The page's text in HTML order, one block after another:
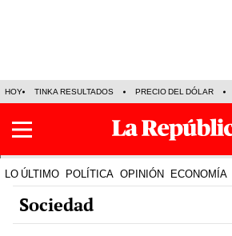
HOY TINKA RESULTADOS PRECIO DEL DÓLAR
LO ÚLTIMO POLÍTICA OPINIÓN ECONOMÍA
Sociedad